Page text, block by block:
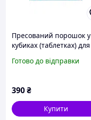
Пресований порошок у
кубиках (таблетках) для
речей Denkmit
Готово до відправки
390₴
Купити